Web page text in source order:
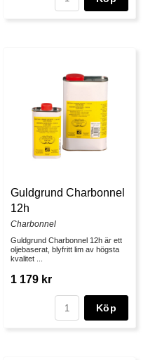
Guldgrund Charbonnel
12h
Charbonnel
Guldgrund Charbonnel 12h är ett
oljebaserat, blyfritt lim av högsta
kvalitet ...
1 179 kr
Köp